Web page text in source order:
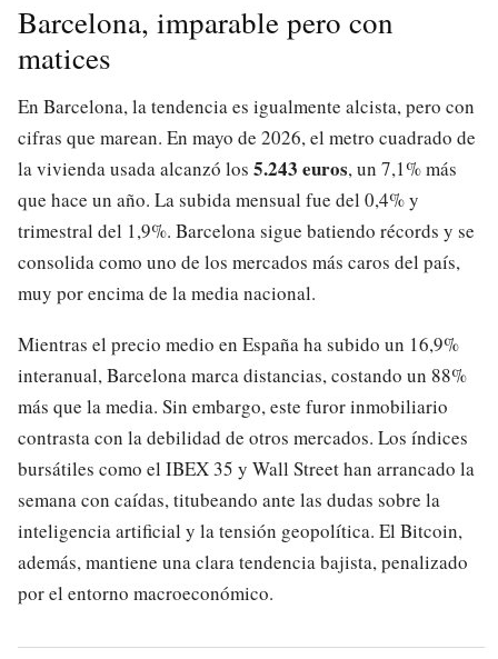
Barcelona, imparable pero con
matices
En Barcelona, la tendencia es igualmente alcista, pero con
cifras que marean. En mayo de 2026, el metro cuadrado de
la vivienda usada alcanzó los 5.243 euros, un 7,1% más
que hace un año. La subida mensual fue del 0,4% y
trimestral del 1,9%. Barcelona sigue batiendo récords y se
consolida como uno de los mercados más caros del país,
muy por encima de la media nacional.
Mientras el precio medio en España ha subido un 16,9%
interanual, Barcelona marca distancias, costando un 88%
más que la media. Sin embargo, este furor inmobiliario
contrasta con la debilidad de otros mercados. Los índices
bursátiles como el IBEX 35 y Wall Street han arrancado la
semana con caídas, titubeando ante las dudas sobre la
inteligencia artificial y la tensión geopolítica. El Bitcoin,
además, mantiene una clara tendencia bajista, penalizado
por el entorno macroeconómico.